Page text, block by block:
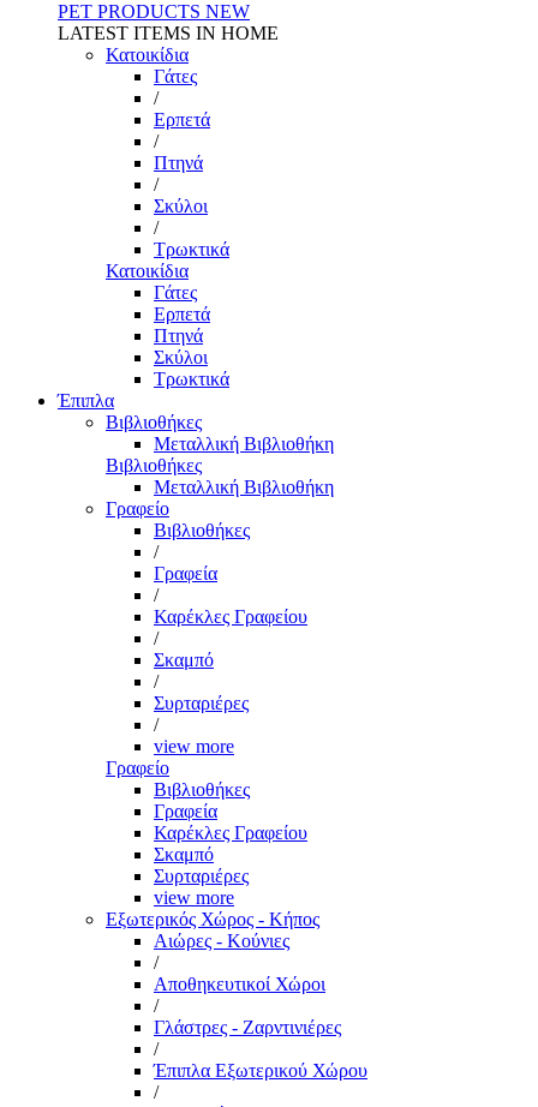
PET PRODUCTS NEW
LATEST ITEMS IN HOME
Κατοικίδια
Γάτες
/
Ερπετά
/
Πτηνά
/
Σκύλοι
/
Τρωκτικά
Κατοικίδια
Γάτες
Ερπετά
Πτηνά
Σκύλοι
Τρωκτικά
Έπιπλα
Βιβλιοθήκες
Μεταλλική Βιβλιοθήκη
Βιβλιοθήκες
Μεταλλική Βιβλιοθήκη
Γραφείο
Βιβλιοθήκες
/
Γραφεία
/
Καρέκλες Γραφείου
/
Σκαμπό
/
Συρταριέρες
/
view more
Γραφείο
Βιβλιοθήκες
Γραφεία
Καρέκλες Γραφείου
Σκαμπό
Συρταριέρες
view more
Εξωτερικός Χώρος - Κήπος
Αιώρες - Κούνιες
/
Αποθηκευτικοί Χώροι
/
Γλάστρες - Ζαρντινιέρες
/
Έπιπλα Εξωτερικού Χώρου
/